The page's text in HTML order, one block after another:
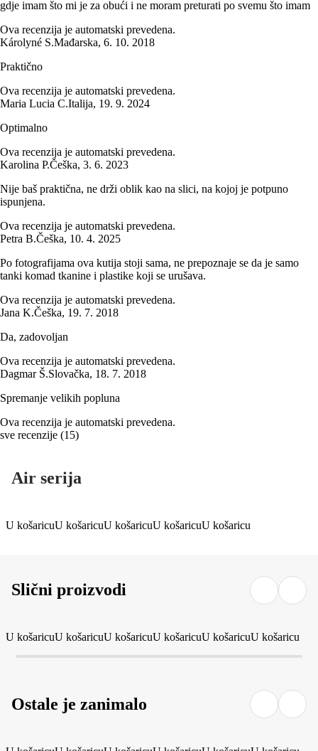
gdje imam što mi je za obući i ne moram preturati po svemu što imam
Ova recenzija je automatski prevedena.
Károlyné S.Mađarska, 6. 10. 2018
Praktično
Ova recenzija je automatski prevedena.
Maria Lucia C.Italija, 19. 9. 2024
Optimalno
Ova recenzija je automatski prevedena.
Karolina P.Češka, 3. 6. 2023
Nije baš praktična, ne drži oblik kao na slici, na kojoj je potpuno
ispunjena.
Ova recenzija je automatski prevedena.
Petra B.Češka, 10. 4. 2025
Po fotografijama ova kutija stoji sama, ne prepoznaje se da je samo
tanki komad tkanine i plastike koji se urušava.
Ova recenzija je automatski prevedena.
Jana K.Češka, 19. 7. 2018
Da, zadovoljan
Ova recenzija je automatski prevedena.
Dagmar Š.Slovačka, 18. 7. 2018
Spremanje velikih popluna
Ova recenzija je automatski prevedena.
sve recenzije (15)
Air serija
U košaricuU košaricuU košaricuU košaricuU košaricu
Slični proizvodi
U košaricuU košaricuU košaricuU košaricuU košaricuU košaricu
Ostale je zanimalo